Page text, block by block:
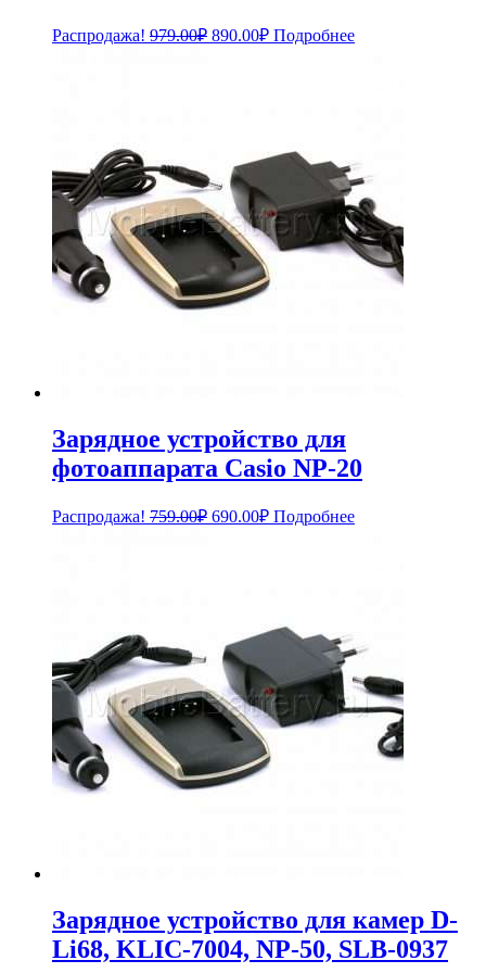
Распродажа! 979.00₽ Первоначальная
890.00₽Текущая
цена:
Подробнее
Зарядное устройство для
фотоаппарата Casio NP-20
Распродажа! 759.00₽ Первоначальная
690.00₽Текущая
Подробнее
Зарядное устройство для камер D-
Li68, KLIC-7004, NP-50, SLB-0937